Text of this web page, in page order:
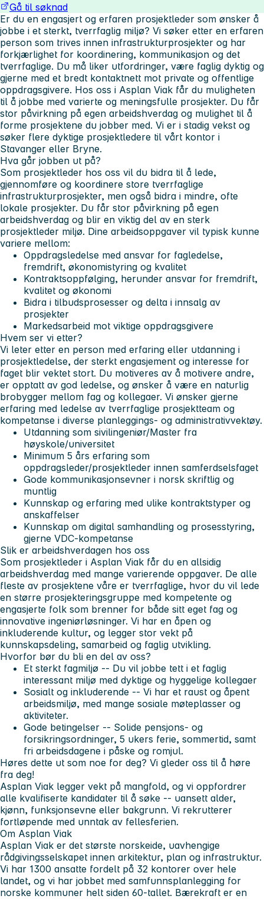
Gå til søknad
Er du en engasjert og erfaren prosjektleder som ønsker å
jobbe i et sterkt, tverrfaglig miljø? Vi søker etter en erfaren
person som trives innen infrastrukturprosjekter og har
forkjærlighet for koordinering, kommunikasjon og det
tverrfaglige. Du må liker utfordringer, være faglig dyktig og
gjerne med et bredt kontaktnett mot private og offentlige
oppdragsgivere. Hos oss i Asplan Viak får du muligheten
til å jobbe med varierte og meningsfulle prosjekter. Du får
stor påvirkning på egen arbeidshverdag og mulighet til å
forme prosjektene du jobber med. Vi er i stadig vekst og
søker flere dyktige prosjektledere til vårt kontor i
Stavanger eller Bryne.
Hva går jobben ut på?
Som prosjektleder hos oss vil du bidra til å lede,
gjennomføre og koordinere store tverrfaglige
infrastrukturprosjekter, men også bidra i mindre, ofte
lokale prosjekter. Du får stor påvirkning på egen
arbeidshverdag og blir en viktig del av en sterk
prosjektleder miljø. Dine arbeidsoppgaver vil typisk kunne
variere mellom:
Oppdragsledelse med ansvar for fagledelse,
fremdrift, økonomistyring og kvalitet
Kontraktsoppfølging, herunder ansvar for fremdrift,
kvalitet og økonomi
Bidra i tilbudsprosesser og delta i innsalg av
prosjekter
Markedsarbeid mot viktige oppdragsgivere
Hvem ser vi etter?
Vi leter etter en person med erfaring eller utdanning i
prosjektledelse, der sterkt engasjement og interesse for
faget blir vektet stort. Du motiveres av å motivere andre,
er opptatt av god ledelse, og ønsker å være en naturlig
brobygger mellom fag og kollegaer. Vi ønsker gjerne
erfaring med ledelse av tverrfaglige prosjektteam og
kompetanse i diverse planleggings- og administrativvektøy.
Utdanning som sivilingeniør/Master fra
høyskole/universitet
Minimum 5 års erfaring som
oppdragsleder/prosjektleder innen samferdselsfaget
Gode kommunikasjonsevner i norsk skriftlig og
muntlig
Kunnskap og erfaring med ulike kontraktstyper og
anskaffelser
Kunnskap om digital samhandling og prosesstyring,
gjerne VDC-kompetanse
Slik er arbeidshverdagen hos oss
Som prosjektleder i Asplan Viak får du en allsidig
arbeidshverdag med mange varierende oppgaver. De alle
fleste av prosjektene våre er tverrfaglige, hvor du vil lede
en større prosjekteringsgruppe med kompetente og
engasjerte folk som brenner for både sitt eget fag og
innovative ingeniørløsninger. Vi har en åpen og
inkluderende kultur, og legger stor vekt på
kunnskapsdeling, samarbeid og faglig utvikling.
Hvorfor bør du bli en del av oss?
Et sterkt fagmiljø -- Du vil jobbe tett i et faglig
interessant miljø med dyktige og hyggelige kollegaer
Sosialt og inkluderende -- Vi har et raust og åpent
arbeidsmiljø, med mange sosiale møteplasser og
aktiviteter.
Gode betingelser -- Solide pensjons- og
forsikringsordninger, 5 ukers ferie, sommertid, samt
fri arbeidsdagene i påske og romjul.
Høres dette ut som noe for deg? Vi gleder oss til å høre
fra deg!
Asplan Viak legger vekt på mangfold, og vi oppfordrer
alle kvalifiserte kandidater til å søke -- uansett alder,
kjønn, funksjonsevne eller bakgrunn. Vi rekrutterer
fortløpende med unntak av fellesferien.
Om Asplan Viak
Asplan Viak er det største norskeide, uavhengige
rådgivingsselskapet innen arkitektur, plan og infrastruktur.
Vi har 1300 ansatte fordelt på 32 kontorer over hele
landet, og vi har jobbet med samfunnsplanlegging for
norske kommuner helt siden 60‑tallet. Bærekraft er en